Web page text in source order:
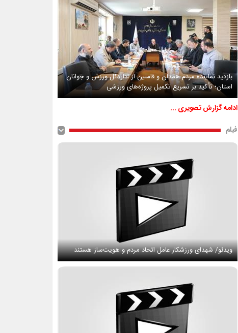
بازدید نماینده مردم همدان و فامنین از اداره‌کل ورزش و جوانان
استان؛ تأکید بر تسریع تکمیل پروژه‌های ورزشی
ادامه گزارش تصویری ...
فیلم
ویدئو/ شهدای ورزشکار عامل اتحاد مردم و هویت‌ساز هستند